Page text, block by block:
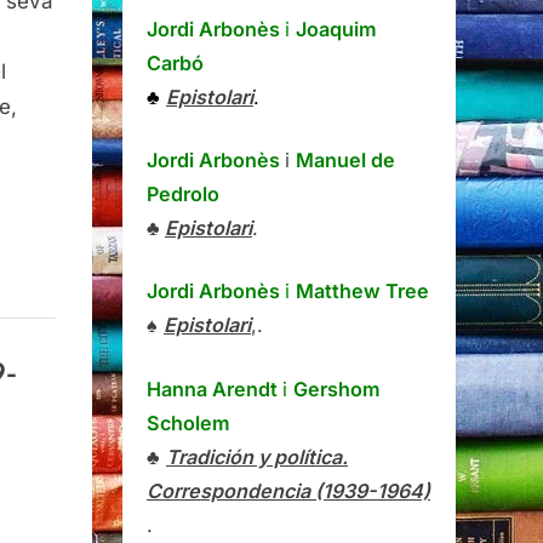
Jordi Arbonès i Joaquim
Carbó
♣ Epistolari.
Jordi Arbonès i Manuel de
Pedrolo
♣ Epistolari.
Jordi Arbonès i Matthew Tree
♠ Epistolari,.
Hanna Arendt i Gershom
Scholem
♣ Tradición y política.
Correspondencia (1939-1964)
.